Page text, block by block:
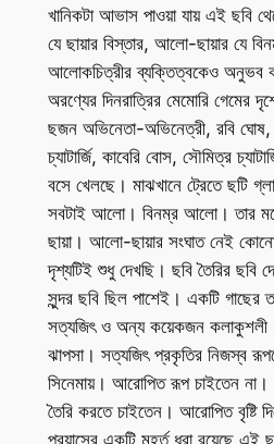
খানিকটা আভাস পাওয়া যায় এই ছবি
যে ছায়ার বিস্তার, আলো-ছায়ার যে
আলোকচিত্রীর ব্যক্তিত্বকেও অনুভব
অরণ্যের দিনরাত্রির মেমোরি গেমের
ছজন অভিনেতা-অভিনেত্রী, রবি ঘোষ,
চ্যাটার্জি, কাবেরি বোস, সৌমিত্র
বসে খেলছে। মাঝখানে ট্রেতে ছটি
সবটাই আলো। বিনম্র আলো। তার
ছায়া। আলো-ছায়ার সংঘাত নেই
দৃশ্যটিই শুধু দেখছি। ছবি তৈরির ছবি
সুন্দর ছবি ছিল পাশেই। একটি গাছের
সত্যজিৎ ও অন্য কয়েকজন কলাকুশলী।
ঝাপসা। সত্যজিৎ প্রকৃতির নিজস্ব
সিনেমায়। আরোপিত রূপ চাইতেন না।
তৈরি করতে চাইতেন। আরোপিত বৃষ্টি